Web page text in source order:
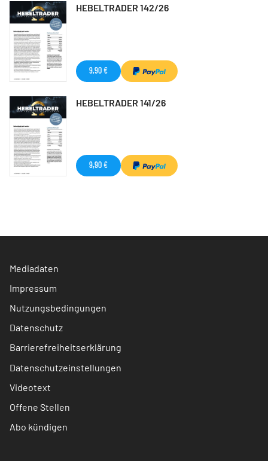
HEBELTRADER 142/26
9,90 €
HEBELTRADER 141/26
9,90 €
Mediadaten
Impressum
Nutzungsbedingungen
Datenschutz
Barrierefreiheitserklärung
Datenschutzeinstellungen
Videotext
Offene Stellen
Abo kündigen